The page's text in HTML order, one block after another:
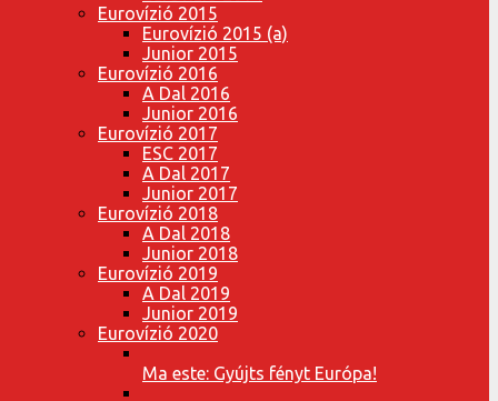
Eurovízió 2015
Eurovízió 2015 (a)
Junior 2015
Eurovízió 2016
A Dal 2016
Junior 2016
Eurovízió 2017
ESC 2017
A Dal 2017
Junior 2017
Eurovízió 2018
A Dal 2018
Junior 2018
Eurovízió 2019
A Dal 2019
Junior 2019
Eurovízió 2020
Ma este: Gyújts fényt Európa!